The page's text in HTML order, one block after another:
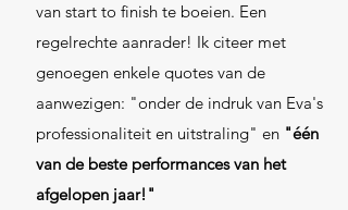
van start to finish te boeien. Een
regelrechte aanrader! Ik citeer met
genoegen enkele quotes van de
aanwezigen: "onder de indruk van Eva's
professionaliteit en uitstraling" en "één
van de beste performances van het
afgelopen jaar!"